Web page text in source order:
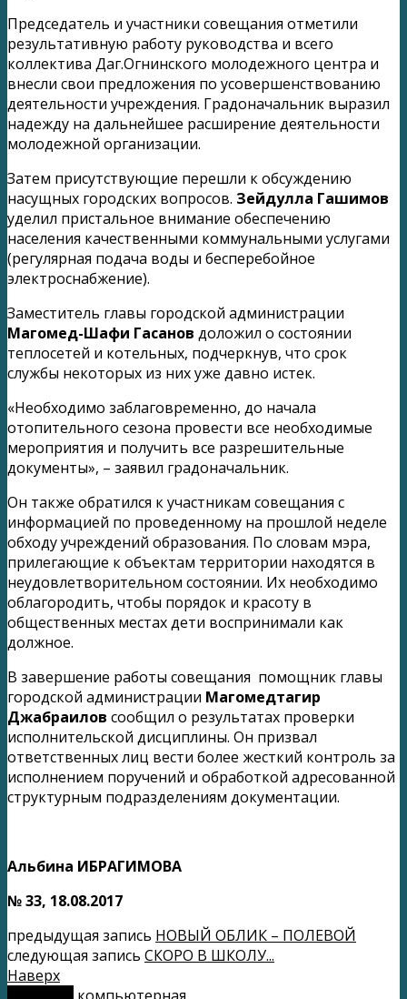
Председатель и участники совещания отметили
результативную работу руководства и всего
коллектива Даг.Огнинского молодежного центра и
внесли свои предложения по усовершенствованию
деятельности учреждения. Градоначальник выразил
надежду на дальнейшее расширение деятельности
молодежной организации.
Затем присутствующие перешли к обсуждению
насущных городских вопросов. Зейдулла Гашимов
уделил пристальное внимание обеспечению
населения качественными коммунальными услугами
(регулярная подача воды и бесперебойное
электроснабжение).
Заместитель главы городской администрации
Магомед-Шафи Гасанов доложил о состоянии
теплосетей и котельных, подчеркнув, что срок
службы некоторых из них уже давно истек.
«Необходимо заблаговременно, до начала
отопительного сезона провести все необходимые
мероприятия и получить все разрешительные
документы», – заявил градоначальник.
Он также обратился к участникам совещания с
информацией по проведенному на прошлой неделе
обходу учреждений образования. По словам мэра,
прилегающие к объектам территории находятся в
неудовлетворительном состоянии. Их необходимо
облагородить, чтобы порядок и красоту в
общественных местах дети воспринимали как
должное.
В завершение работы совещания помощник главы
городской администрации Магомедтагир
Джабраилов сообщил о результатах проверки
исполнительской дисциплины. Он призвал
ответственных лиц вести более жесткий контроль за
исполнением поручений и обработкой адресованной
структурным подразделениям документации.
Альбина ИБРАГИМОВА
№ 33, 18.08.2017
предыдущая запись НОВЫЙ ОБЛИК – ПОЛЕВОЙ
следующая запись СКОРО В ШКОЛУ...
Наверх